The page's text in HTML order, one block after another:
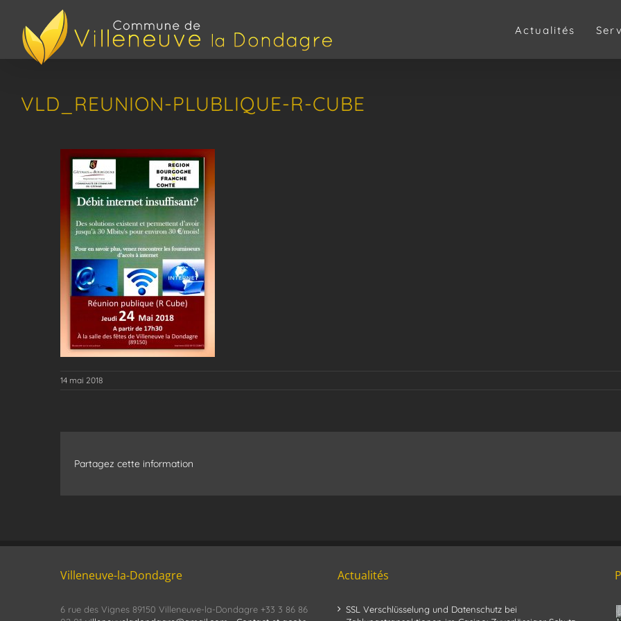
contenu
Actualités
VLD_REUNION-PLUBLIQUE-R-CUBE
14 mai 2018
Partagez cette information
Villeneuve-la-Dondagre
6 rue des Vignes 89150 Villeneuve-la-Dondagre +33 3 86 86
Actualités
SSL Verschlüsselung und Datenschutz bei